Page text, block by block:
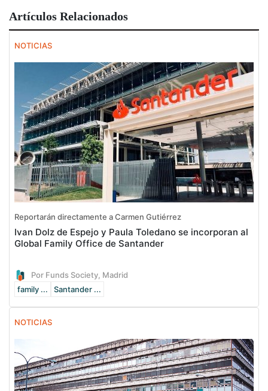
Artículos Relacionados
NOTICIAS
Reportarán directamente a Carmen Gutiérrez
Ivan Dolz de Espejo y Paula Toledano se incorporan al
Global Family Office de Santander
Por Funds Society, Madrid
family ...
Santander ...
NOTICIAS